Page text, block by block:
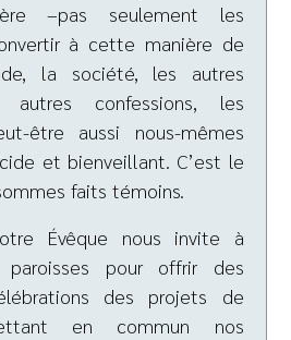
–pas seulement les
à cette manière de
la société, les autres
autres confessions, les
être aussi nous-mêmes
et bienveillant. C’est le
faits témoins.
Évêque nous invite à
paroisses pour offrir des
des projets de
en commun nos